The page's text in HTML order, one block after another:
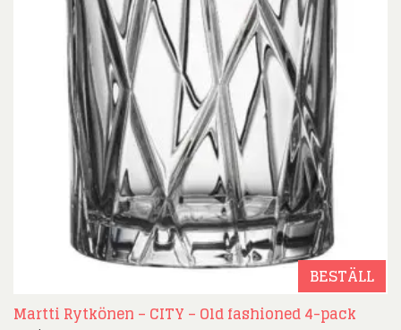
BESTÄLL
Martti Rytkönen – CITY – Old fashioned 4-pack